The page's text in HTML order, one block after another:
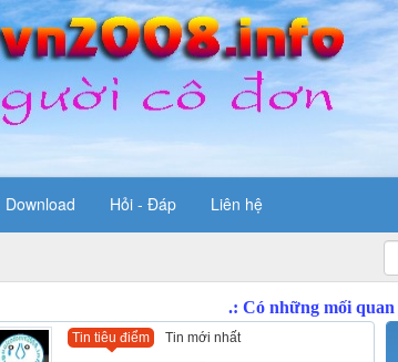
Download Hỏi - Đáp Liên hệ
Tin tiêu điểm Tin mới nhất